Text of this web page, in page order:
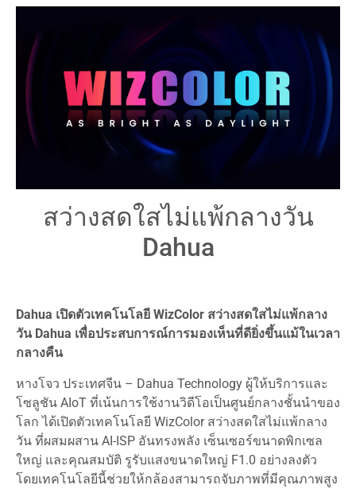
สว่างสดใสไม่แพ้กลางวัน
Dahua
Dahua เปิดตัวเทคโนโลยี WizColor สว่างสดใสไม่แพ้กลาง
วัน Dahua เพื่อประสบการณ์การมองเห็นที่ดียิ่งขึ้นแม้ในเวลา
กลางคืน
หางโจว ประเทศจีน – Dahua Technology ผู้ให้บริการและ
โซลูชัน AIoT ที่เน้นการใช้งานวิดีโอเป็นศูนย์กลางชั้นนำของ
โลก ได้เปิดตัวเทคโนโลยี WizColor สว่างสดใสไม่แพ้กลาง
วัน ที่ผสมผสาน AI-ISP อันทรงพลัง เซ็นเซอร์ขนาดพิกเซล
ใหญ่ และคุณสมบัติ รูรับแสงขนาดใหญ่ F1.0 อย่างลงตัว
โดยเทคโนโลยีนี้ช่วยให้กล้องสามารถจับภาพที่มีคุณภาพสูง